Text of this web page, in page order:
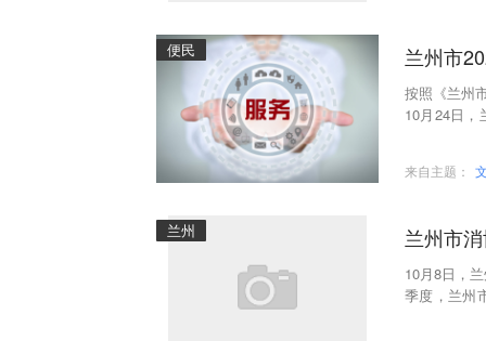
便民 兰州市
按照《兰州
10月24日，
来自主题：
兰州 兰州市
10月8日，
季度，兰州